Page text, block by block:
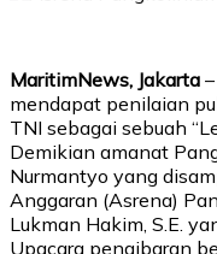
MaritimNews, Jakarta
mendapat penilaian
TNI sebagai sebuah
Demikian amanat
Nurmantyo yang
Anggaran (Asrena)
Lukman Hakim, S.E.
Upacara pengibaran